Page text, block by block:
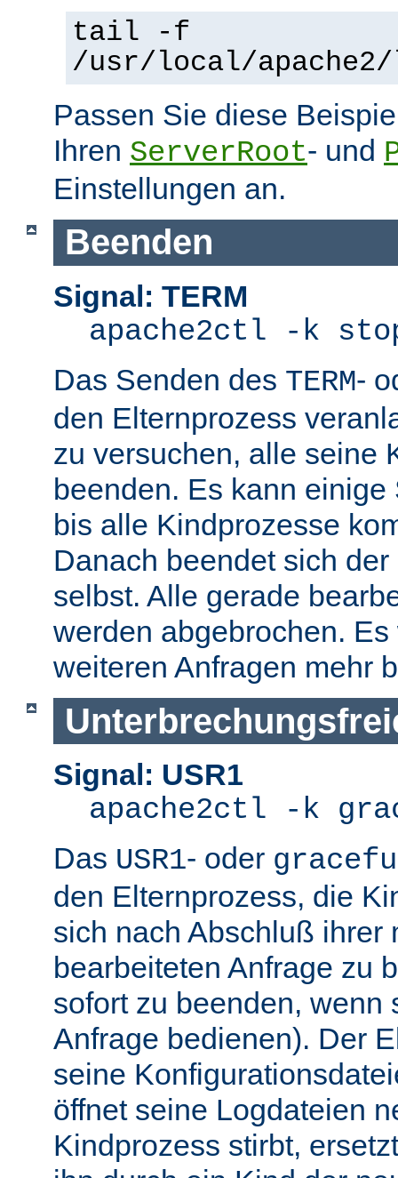
tail -f
/usr/local/
Passen Sie diese
Ihren ServerRoot- und
Einstellungen an.
Beenden
Signal: TERM
apache2ctl -k
Das Senden des TERM-
den Elternprozess
zu versuchen, alle seine
beenden. Es kann
bis alle Kindprozesse
Danach beendet sich
selbst. Alle gerade
werden abgebrochen.
weiteren Anfragen mehr
Signal: USR1
apache2ctl -k
Das USR1- oder
den Elternprozess, die
sich nach Abschluß ihrer
bearbeiteten Anfrage zu
sofort zu beenden, wenn
Anfrage bedienen). Der
seine
öffnet seine Logdateien
Kindprozess stirbt,